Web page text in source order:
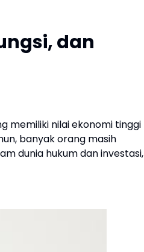
dan
memiliki nilai ekonomi tinggi
banyak orang masih
dunia hukum dan investasi,